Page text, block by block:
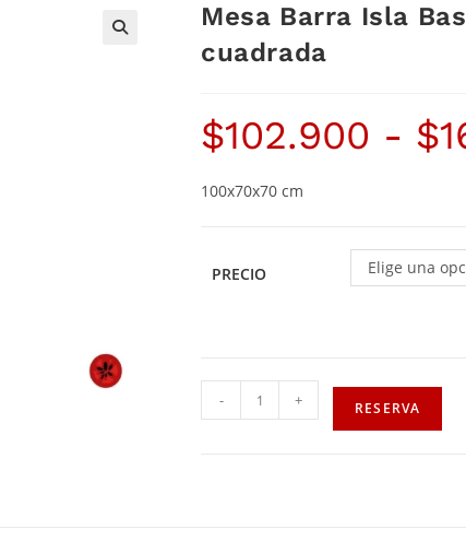
Mesa Barra Isla
cuadrada
$102.900 - $
100x70x70 cm
PRECIO Elige una
- + RESERVA